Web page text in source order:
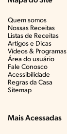
Quem somos
Nossas Receitas
Listas de Receitas​
Artigos e Dicas​
Vídeos & Programas​
Área do usuário
Fale Conosco
Acessibilidade
Regras da Casa
Sitemap
Mais Acessadas